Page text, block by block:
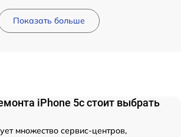
Показать больше
iPhone 5c стоит выбрать
множество сервис-центров,